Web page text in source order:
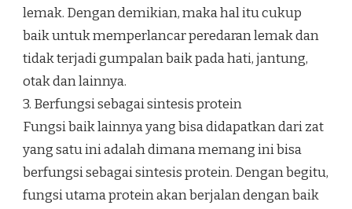
lemak. Dengan demikian, maka hal itu cukup
baik untuk memperlancar peredaran lemak dan
tidak terjadi gumpalan baik pada hati, jantung,
otak dan lainnya.
3. Berfungsi sebagai sintesis protein
Fungsi baik lainnya yang bisa didapatkan dari zat
yang satu ini adalah dimana memang ini bisa
berfungsi sebagai sintesis protein. Dengan begitu,
fungsi utama protein akan berjalan dengan baik